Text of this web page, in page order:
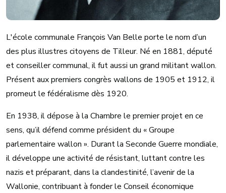
L'école communale François Van Belle porte le nom d’un
des plus illustres citoyens de Tilleur. Né en 1881, député
et conseiller communal, il fut aussi un grand militant wallon.
Présent aux premiers congrès wallons de 1905 et 1912, il
promeut le fédéralisme dès 1920.
En 1938, il dépose à la Chambre le premier projet en ce
sens, qu’il défend comme président du « Groupe
parlementaire wallon ». Durant la Seconde Guerre mondiale,
il développe une activité de résistant, luttant contre les
nazis et préparant, dans la clandestinité, l’avenir de la
Wallonie, contribuant à fonder le Conseil économique